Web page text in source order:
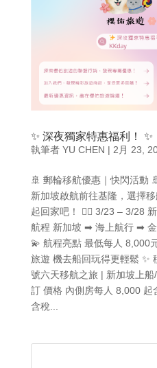
✨ 深夜獨家特惠福利！ ✨
執筆者 YU CHEN | 2月 23,
🚢 郵輪移航優惠｜快閃活動
新加坡啟航前往基隆，選擇
起回家吧！ 👉🏻 3/23 – 3/28
航程 新加坡 ➡ 海上航行 ➡
💫 航程亮點 最低每人 8,000
旅遊 機去船回玩得更輕鬆 ✨
號六天移航之旅 | 新加坡上船
訂 價格 內側房每人 8,000 起
含稅...